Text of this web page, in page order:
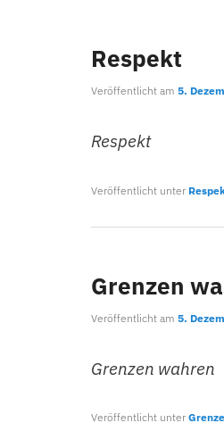
Respekt
Veröffentlicht am5.
Respekt
Veröffentlicht unter
Grenzen
Veröffentlicht am5.
Grenzen wahren
Veröffentlicht unter